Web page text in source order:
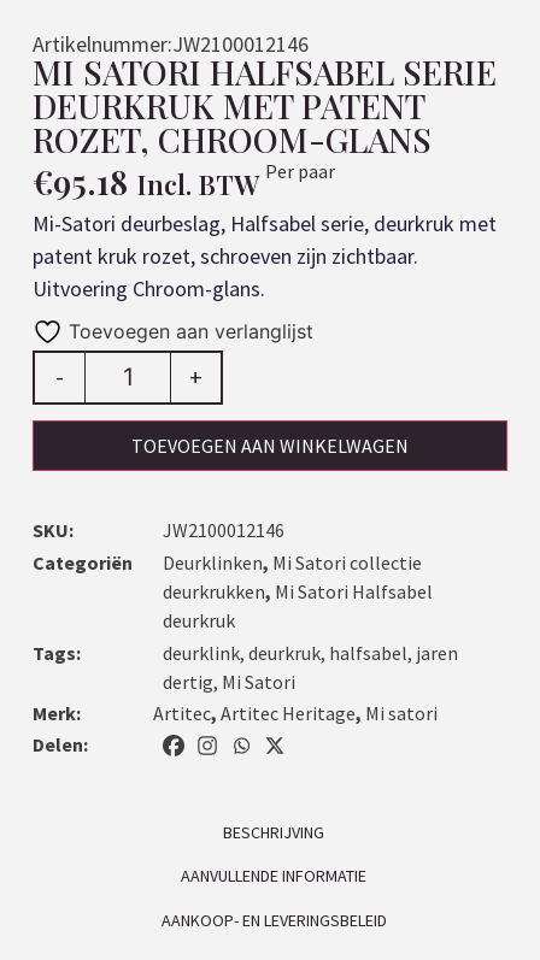
Artikelnummer:JW2100012146
MI SATORI HALFSABEL SERIE
DEURKRUK MET PATENT
ROZET, CHROOM-GLANS
€95.18 Incl. BTW Per paar
Mi-Satori deurbeslag, Halfsabel serie, deurkruk met
patent kruk rozet, schroeven zijn zichtbaar.
Uitvoering Chroom-glans.
Toevoegen aan verlanglijst
- +
TOEVOEGEN AAN WINKELWAGEN
SKU:
JW2100012146
Categoriën
Deurklinken, Mi Satori collectie
deurkrukken, Mi Satori Halfsabel
deurkruk
Tags:
deurklink, deurkruk, halfsabel, jaren
dertig, Mi Satori
Merk:
Artitec, Artitec Heritage, Mi satori
Delen:
BESCHRIJVING
AANVULLENDE INFORMATIE
AANKOOP- EN LEVERINGSBELEID